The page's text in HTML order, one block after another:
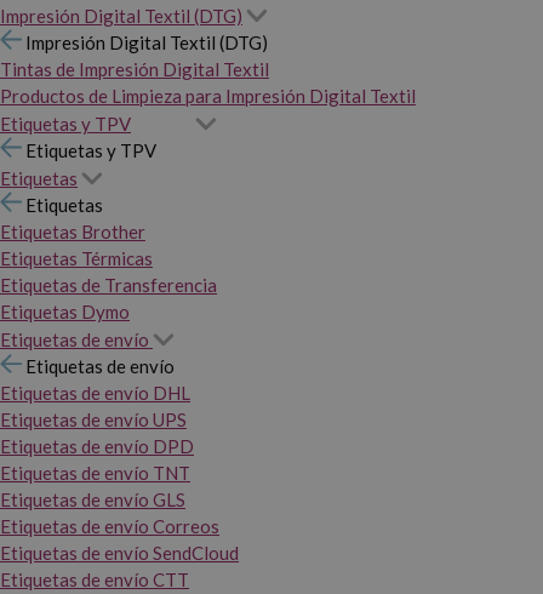
Impresión Digital Textil (DTG)
Impresión Digital Textil (DTG)
Tintas de Impresión Digital Textil
Productos de Limpieza para Impresión Digital Textil
Etiquetas y TPV
Etiquetas y TPV
Etiquetas
Etiquetas
Etiquetas Brother
Etiquetas Térmicas
Etiquetas de Transferencia
Etiquetas Dymo
Etiquetas de envío
Etiquetas de envío
Etiquetas de envío DHL
Etiquetas de envío UPS
Etiquetas de envío DPD
Etiquetas de envío TNT
Etiquetas de envío GLS
Etiquetas de envío Correos
Etiquetas de envío SendCloud
Etiquetas de envío CTT